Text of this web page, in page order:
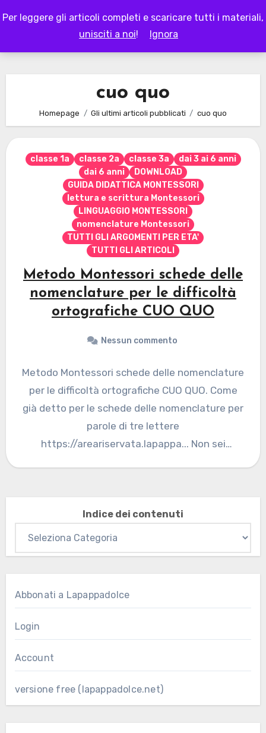
Per leggere gli articoli completi e scaricare tutti i materiali,
unisciti a noi! Ignora
to
LAPAPPADOLCE
cuo quo
Homepage Gli ultimi articoli pubblicati cuo quo
classe 1a classe 2a classe 3a
dai 3 ai 6 anni
dai 6 anni
DOWNLOAD
GUIDA DIDATTICA MONTESSORI
lettura e scrittura Montessori
LINGUAGGIO MONTESSORI
nomenclature Montessori
TUTTI GLI ARGOMENTI PER ETA'
TUTTI GLI ARTICOLI
Metodo Montessori schede delle
nomenclature per le difficoltà
ortografiche CUO QUO
Nessun commento
Metodo Montessori schede delle nomenclature
per le difficoltà ortografiche CUO QUO. Come
già detto per le schede delle nomenclature per
parole di tre lettere
https://areariservata.lapappa... Non sei
Indice dei contenuti
Abbonati a Lapappadolce
Login
Account
versione free (lapappadolce.net)